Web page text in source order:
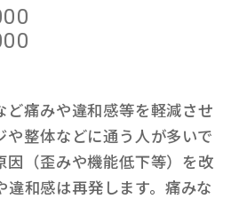
ど痛みや違和感等を軽減させ
や整体などに通う人が多いで
因（歪みや機能低下等）を改
違和感は再発します。痛みな